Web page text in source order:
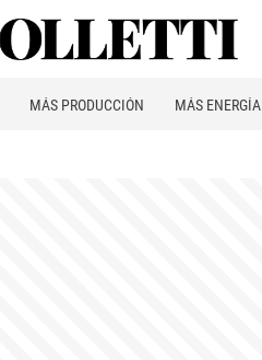
MÁS PRODUCCIÓN MÁS ENERGÍA